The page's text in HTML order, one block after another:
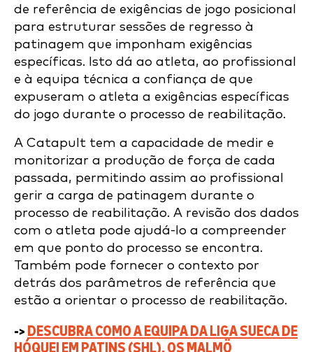
de referência de exigências de jogo posicional
para estruturar sessões de regresso à
patinagem que imponham exigências
específicas. Isto dá ao atleta, ao profissional
e à equipa técnica a confiança de que
expuseram o atleta a exigências específicas
do jogo durante o processo de reabilitação.
A Catapult tem a capacidade de medir e
monitorizar a produção de força de cada
passada, permitindo assim ao profissional
gerir a carga de patinagem durante o
processo de reabilitação. A revisão dos dados
com o atleta pode ajudá-lo a compreender
em que ponto do processo se encontra.
Também pode fornecer o contexto por
detrás dos parâmetros de referência que
estão a orientar o processo de reabilitação.
-> DESCUBRA COMO A EQUIPA DA LIGA SUECA DE
HÓQUEI EM PATINS (SHL), OS MALMÖ